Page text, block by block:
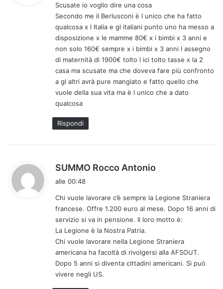
e
t
t
o
:
Scusate io voglio dire una cosa
Secondo me il Berlusconi è l unico che ha fatto
qualcosa x l Italia e gl italiani punto uno ha messo a
disposizione x le mamme 80€ x i bimbi x 3 anni e
non solo 160€ sempre x i bimbi x 3 anni l assegno
di maternità di 1900€ tolto l ici tolto tasse x la 2
casa ma scusate ma che doveva fare più confronto
a gl altri avrà pure mangiato e fatto quello che
vuole della sua vita ma è l unico che a dato
qualcosa
Rispondi
SUMMO Rocco Antonio
e
t
t
:
alle 00:48
Chi vuole lavorare c’è sempre la Legione Straniera
francese. Offre 1.200 euro al mese. Dopo 16 anni di
servizio si va in pensione. Il loro motto è:
La Legione è la Nostra Patria.
Chi vuole lavorare nella Legione Straniera
americana ha facoltà di rivolgersi alla AFSOUT.
Dopo 5 anni si diventa cittadini americani. Si può
vivere negli US.